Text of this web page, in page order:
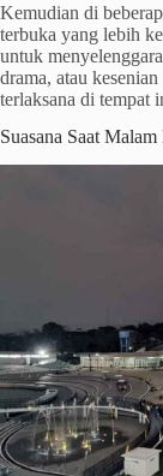
Kemudian di
terbuka yang lebih
untuk
drama, atau
terlaksana di tempat
Suasana Saat